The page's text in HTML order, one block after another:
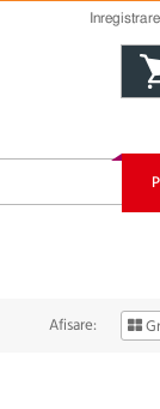
Inregistrare
Afisare: